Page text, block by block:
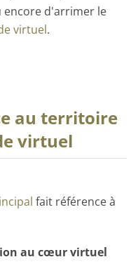
d'arrimer le
virtuel.
au territoire
virtuel
fait référence à
au cœur virtuel